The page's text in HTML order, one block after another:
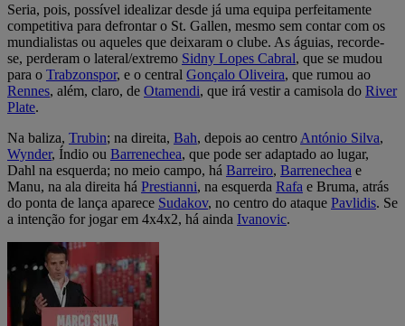
Seria, pois, possível idealizar desde já uma equipa perfeitamente
competitiva para defrontar o St. Gallen, mesmo sem contar com os
mundialistas ou aqueles que deixaram o clube. As águias, recorde-
se, perderam o lateral/extremo Sidny Lopes Cabral, que se mudou
para o Trabzonspor, e o central Gonçalo Oliveira, que rumou ao
Rennes, além, claro, de Otamendi, que irá vestir a camisola do River
Plate.
Na baliza, Trubin; na direita, Bah, depois ao centro António Silva,
Wynder, Índio ou Barrenechea, que pode ser adaptado ao lugar,
Dahl na esquerda; no meio campo, há Barreiro, Barrenechea e
Manu, na ala direita há Prestianni, na esquerda Rafa e Bruma, atrás
do ponta de lança aparece Sudakov, no centro do ataque Pavlidis. Se
a intenção for jogar em 4x4x2, há ainda Ivanovic.